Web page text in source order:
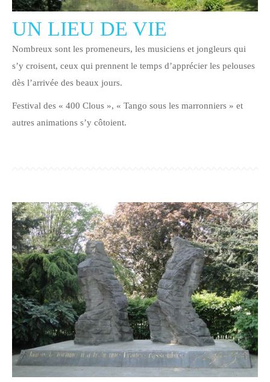
UN LIEU DE VIE
Nombreux sont les promeneurs, les musiciens et jongleurs qui
s’y croisent, ceux qui prennent le temps d’apprécier les pelouses
dès l’arrivée des beaux jours.
Festival des « 400 Clous », « Tango sous les marronniers » et
autres animations s’y côtoient.